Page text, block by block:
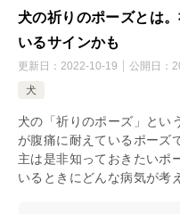
犬の祈りのポーズとは
いるサインかも
更新日： 2022-10-19 公開日：
犬
犬の「祈りのポーズ」とい
が腹痛に耐えているポーズ
主は是非知っておきたいポ
いるときにどんな病気が考